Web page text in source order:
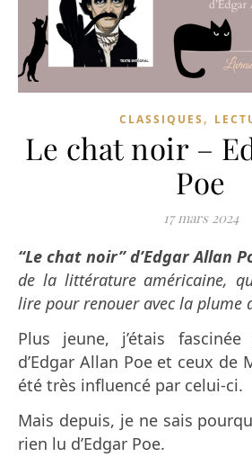
CLASSIQUES ,
Le chat noir –
Poe
17 mars 2024
“Le chat noir” d’Edgar Allan
de la littérature américaine,
lire pour renouer avec la plume
Plus jeune, j’étais
d’Edgar Allan Poe et ceux de
été très influencé par celui-ci.
Mais depuis, je ne sais
rien lu d’Edgar Poe.